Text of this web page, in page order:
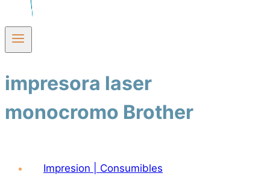
impresora laser
monocromo Brother
Impresion | Consumibles